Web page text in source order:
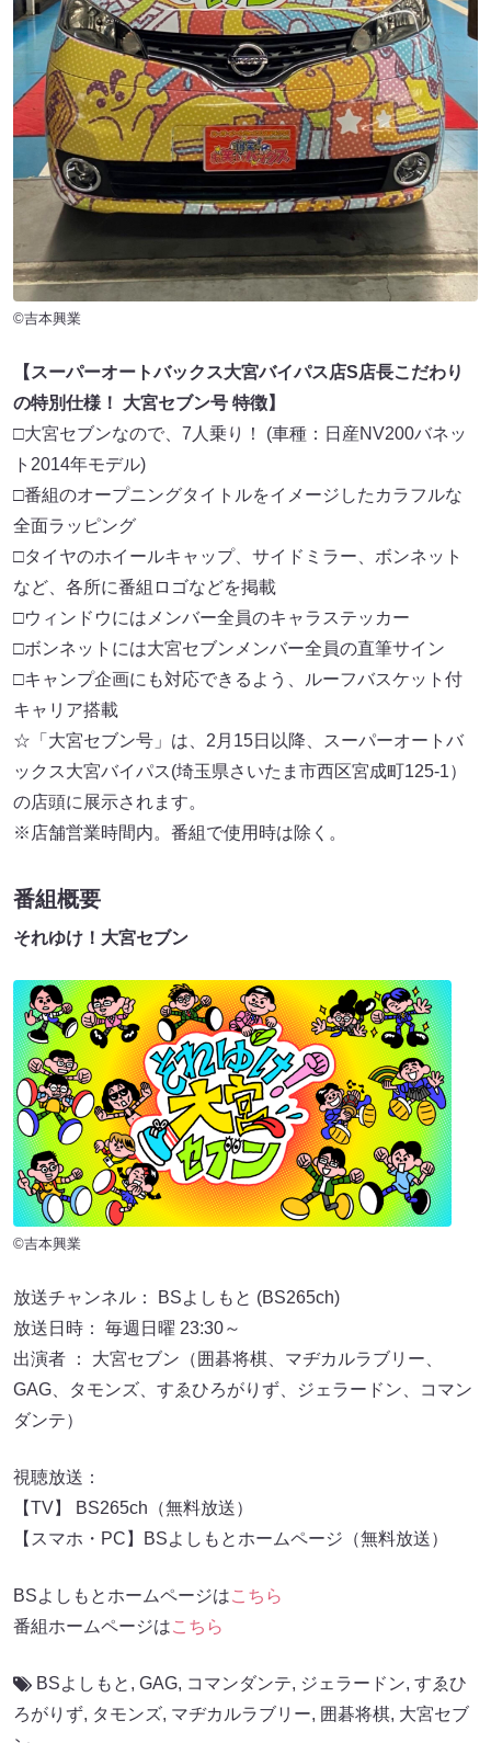
©吉本興業
【スーパーオートバックス大宮バイパス店S店長こだわり
の特別仕様！ 大宮セブン号 特徴】
□大宮セブンなので、7人乗り！ (車種：日産NV200バネッ
ト2014年モデル)
□番組のオープニングタイトルをイメージしたカラフルな
全面ラッピング
□タイヤのホイールキャップ、サイドミラー、ボンネット
など、各所に番組ロゴなどを掲載
□ウィンドウにはメンバー全員のキャラステッカー
□ボンネットには大宮セブンメンバー全員の直筆サイン
□キャンプ企画にも対応できるよう、ルーフバスケット付
キャリア搭載
☆「大宮セブン号」は、2月15日以降、スーパーオートバ
ックス大宮バイパス(埼玉県さいたま市西区宮成町125-1）
の店頭に展示されます。
※店舗営業時間内。番組で使用時は除く。
番組概要
それゆけ！大宮セブン
©吉本興業
放送チャンネル： BSよしもと (BS265ch)
放送日時： 毎週日曜 23:30～
出演者 ： 大宮セブン（囲碁将棋、マヂカルラブリー、
GAG、タモンズ、すゑひろがりず、ジェラードン、コマン
ダンテ）
視聴放送：
【TV】 BS265ch（無料放送）
【スマホ・PC】BSよしもとホームページ（無料放送）
BSよしもとホームページはこちら
番組ホームページはこちら
BSよしもと , GAG, コマンダンテ, ジェラードン, すゑひ
ろがりず, タモンズ, マヂカルラブリー, 囲碁将棋, 大宮セブ